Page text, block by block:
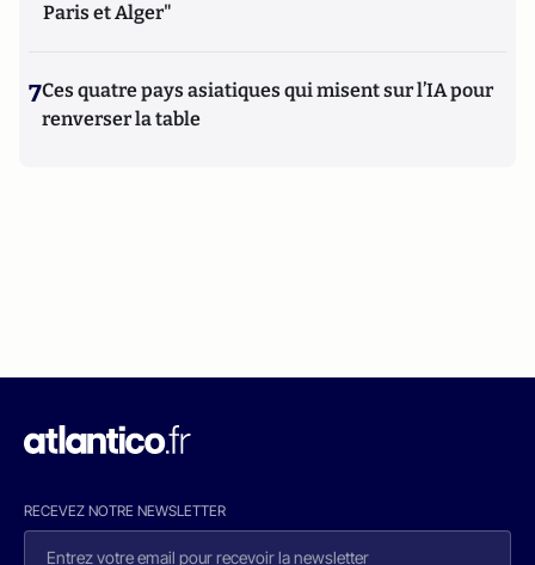
Paris et Alger"
7Ces quatre pays asiatiques qui misent sur l’IA pour
renverser la table
RECEVEZ NOTRE NEWSLETTER